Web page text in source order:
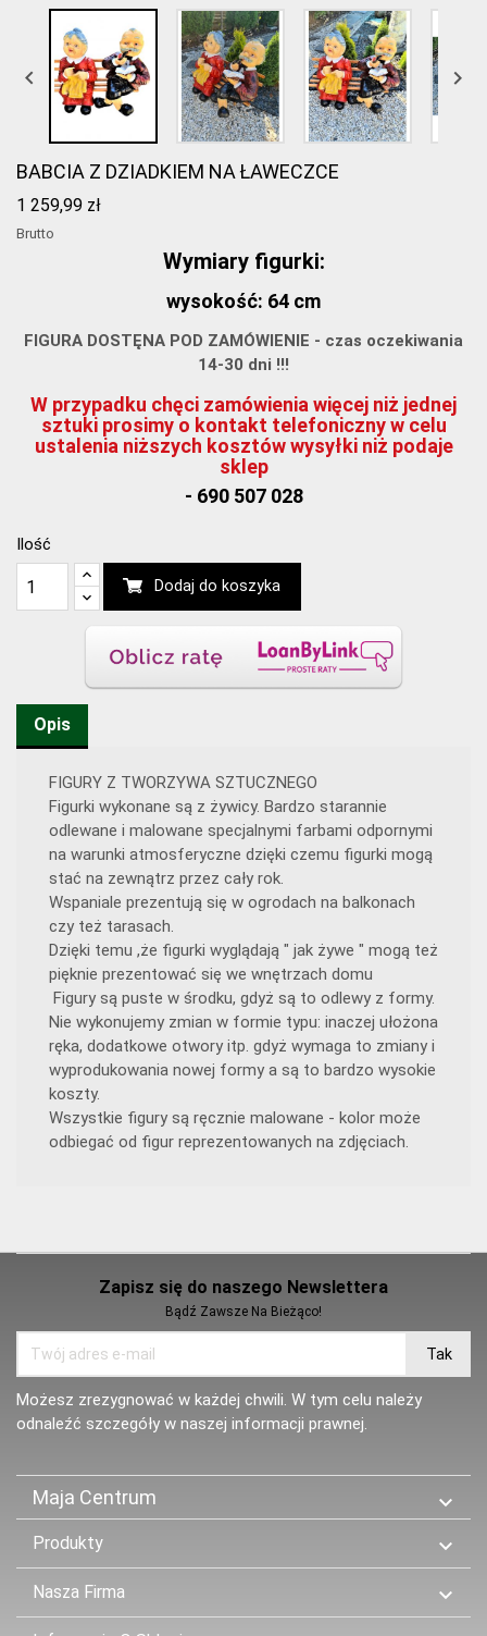
 
BABCIA Z DZIADKIEM NA ŁAWECZCE
1 259,99 zł
Brutto
Wymiary figurki:
wysokość: 64 cm
FIGURA DOSTĘNA POD ZAMÓWIENIE - czas oczekiwania
14-30 dni !!!
W przypadku chęci zamówienia więcej niż jednej
sztuki prosimy o kontakt telefoniczny w celu
ustalenia niższych kosztów wysyłki niż podaje
sklep
- 690 507 028
Ilość
Dodaj do koszyka
Opis
FIGURY Z TWORZYWA SZTUCZNEGO
Figurki wykonane są z żywicy. Bardzo starannie
odlewane i malowane specjalnymi farbami odpornymi
na warunki atmosferyczne dzięki czemu figurki mogą
stać na zewnątrz przez cały rok.
Wspaniale prezentują się w ogrodach na balkonach
czy też tarasach.
Dzięki temu ,że figurki wyglądają " jak żywe " mogą też
pięknie prezentować się we wnętrzach domu
Figury są puste w środku, gdyż są to odlewy z formy.
Nie wykonujemy zmian w formie typu: inaczej ułożona
ręka, dodatkowe otwory itp. gdyż wymaga to zmiany i
wyprodukowania nowej formy a są to bardzo wysokie
koszty.
Wszystkie figury są ręcznie malowane - kolor może
odbiegać od figur reprezentowanych na zdjęciach.
Zapisz się do naszego Newslettera
Bądź Zawsze Na Bieżąco!
Możesz zrezygnować w każdej chwili. W tym celu należy
odnaleźć szczegóły w naszej informacji prawnej.
Maja Centrum 
Produkty 
Nasza Firma 